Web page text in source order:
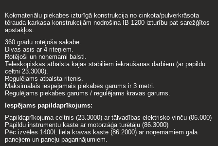
Kokmateriālu piekabes izturīgā konstrukcija no cinkota/pulverkrāsota
tērauda karkasa konstrukcijām nodrošina IB 1200 izturību pat sarežģītos
apstākļos.
360 grādu rotējoša sakabe.
Divas asis ar 4 riteņiem.
Rotējoši un noņemami balsti.
Teleskopiskas atbalsta kājas stabiliem iekraušanas darbiem (ar papildu
celtni 23.3000).
Regulējams atbalsta ritenis.
Maksimālais iespējamais piekabes garums ir 3 metri.
Regulējams piekabes garums / regulējams kravas garums.
Iespējams papildaprīkojums:
Papildaprīkojuma celtnis (23.3000) ar tālvadības elektrisko vinču (06.000)
Papildu instrumentu kaste ar motorzāģa turētāju (86.3000)
Pēc izvēles 1400L liela kravas kaste (86.2000) ar noņemamiem gala
paneļiem un paneļu pagarinājumiem.